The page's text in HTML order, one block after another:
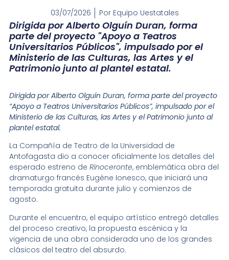
03/07/2026 PorEquipo Uestatales
Dirigida por Alberto Olguín Duran, forma
parte del proyecto "Apoyo a Teatros
Universitarios Públicos", impulsado por el
Ministerio de las Culturas, las Artes y el
Patrimonio junto al plantel estatal.
Dirigida por Alberto Olguín Duran, forma parte del proyecto
“Apoyo a Teatros Universitarios Públicos”, impulsado por el
Ministerio de las Culturas, las Artes y el Patrimonio junto al
plantel estatal.
La Compañía de Teatro de la Universidad de
Antofagasta dio a conocer oficialmente los detalles del
esperado estreno de Rinoceronte, emblemática obra del
dramaturgo francés Eugène Ionesco, que iniciará una
temporada gratuita durante julio y comienzos de
agosto.
Durante el encuentro, el equipo artístico entregó detalles
del proceso creativo, la propuesta escénica y la
vigencia de una obra considerada uno de los grandes
clásicos del teatro del absurdo.